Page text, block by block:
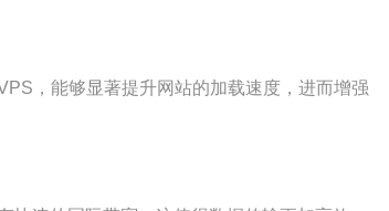
，能够显著提升网站的加载速度，进而增强